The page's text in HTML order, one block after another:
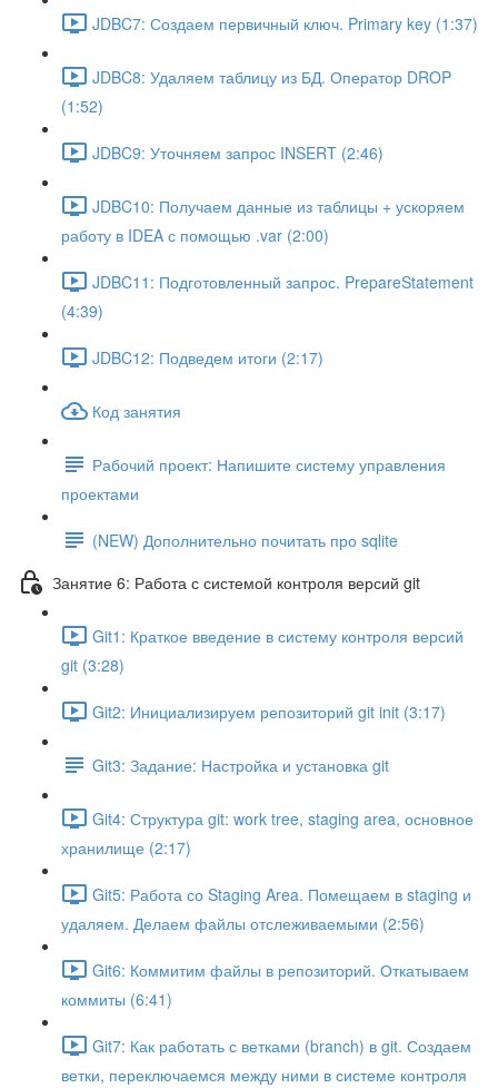
JDBC7: Создаем первичный ключ. Primary key (1:37)
JDBC8: Удаляем таблицу из БД. Оператор DROP
(1:52)
JDBC9: Уточняем запрос INSERT (2:46)
JDBC10: Получаем данные из таблицы + ускоряем
работу в IDEA с помощью .var (2:00)
JDBC11: Подготовленный запрос. PrepareStatement
(4:39)
JDBC12: Подведем итоги (2:17)
Код занятия
Рабочий проект: Напишите систему управления
проектами
(NEW) Дополнительно почитать про sqlite
Занятие 6: Работа с системой контроля версий git
Git1: Краткое введение в систему контроля версий
git (3:28)
Git2: Инициализируем репозиторий git init (3:17)
Git3: Задание: Настройка и установка git
Git4: Структура git: work tree, staging area, основное
хранилище (2:17)
Git5: Работа со Staging Area. Помещаем в staging и
удаляем. Делаем файлы отслеживаемыми (2:56)
Git6: Коммитим файлы в репозиторий. Откатываем
коммиты (6:41)
Git7: Как работать с ветками (branch) в git. Создаем
ветки, переключаемся между ними в системе контроля